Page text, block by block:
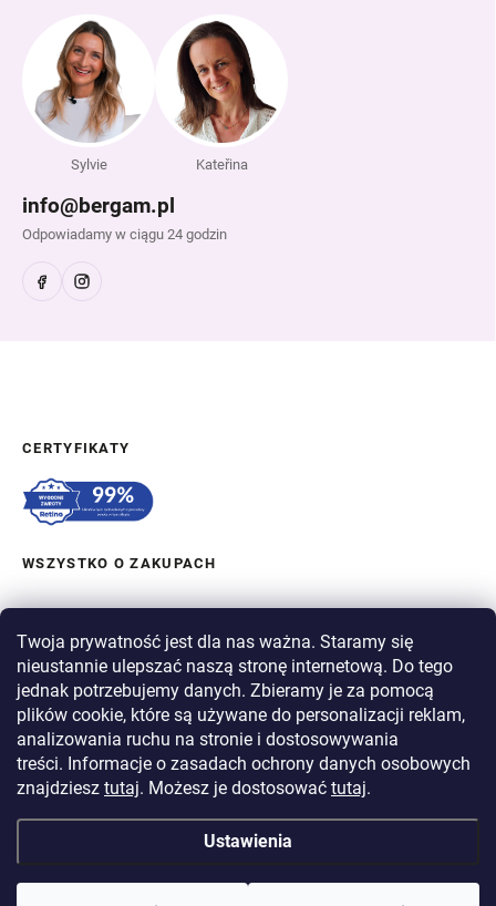
Twoja prywatność jest dla nas ważna. Staramy się
nieustannie ulepszać naszą stronę internetową. Do tego
jednak potrzebujemy danych. Zbieramy je za pomocą
plików cookie, które są używane do personalizacji reklam,
analizowania ruchu na stronie i dostosowywania
treści. Informacje o zasadach ochrony danych osobowych
znajdziesz tutaj. Możesz je dostosować tutaj.
Ustawienia
Sylvie Kateřina
info@bergam.pl
Odpowiadamy w ciągu 24 godzin
CERTYFIKATY
WSZYSTKO O ZAKUPACH
O BERGAM
PŁATNOŚĆ
WYSYŁKA
plików cookie